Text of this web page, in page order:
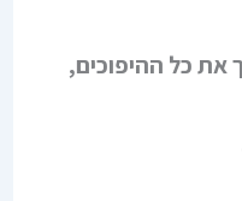
את כל ההיפוכים,